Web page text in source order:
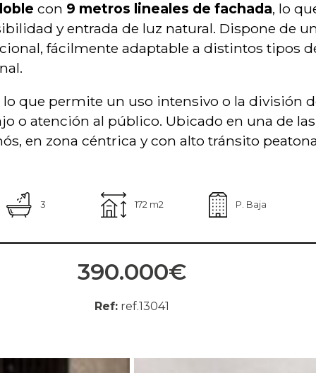
con 9 metros lineales de fachada, lo
y entrada de luz natural. Dispone de
fácilmente adaptable a distintos tipos
lo que permite un uso intensivo o la división
o atención al público. Ubicado en una de
en zona céntrica y con alto tránsito
3 172 m2 P. Baja
390.000€
Ref: ref.13041